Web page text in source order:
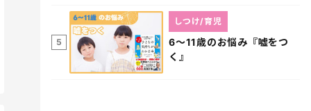
5
6～11歳のお悩み『嘘をつ
く』
しつけ/育児